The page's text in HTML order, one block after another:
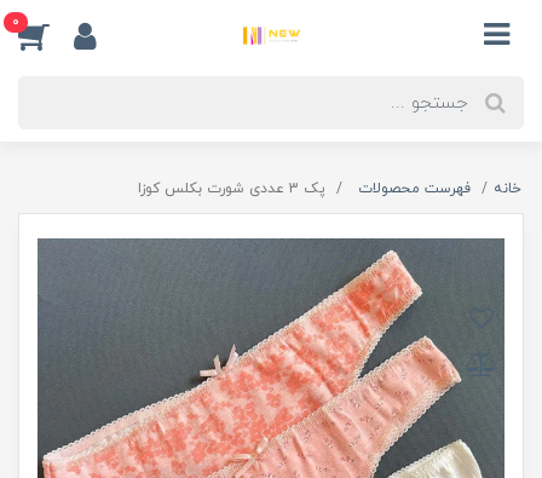
0
خانه فهرست محصولات پک 3 عددی شورت بکلس کوزا